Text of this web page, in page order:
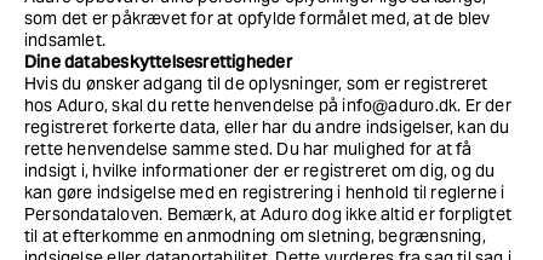
som det er påkrævet for at opfylde formålet med, at de blev
indsamlet.
Dine databeskyttelsesrettigheder
Hvis du ønsker adgang til de oplysninger, som er registreret
hos Aduro, skal du rette henvendelse på info@aduro.dk. Er der
registreret forkerte data, eller har du andre indsigelser, kan du
rette henvendelse samme sted. Du har mulighed for at få
indsigt i, hvilke informationer der er registreret om dig, og du
kan gøre indsigelse med en registrering i henhold til reglerne i
Persondataloven. Bemærk, at Aduro dog ikke altid er forpligtet
til at efterkomme en anmodning om sletning, begrænsning,